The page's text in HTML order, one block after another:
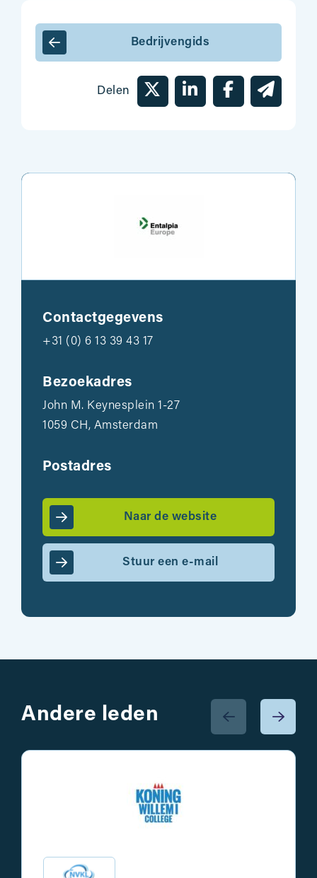
Bedrijvengids
Delen
Contactgegevens
+31 (0) 6 13 39 43 17
Bezoekadres
John M. Keynesplein 1-27
1059 CH, Amsterdam
Postadres
Naar de website
Stuur een e-mail
Andere leden